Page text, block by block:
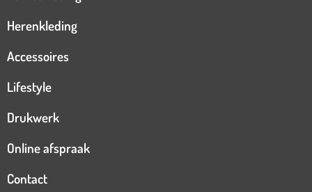
Herenkleding
Accessoires
Lifestyle
Drukwerk
Online afspraak
Contact